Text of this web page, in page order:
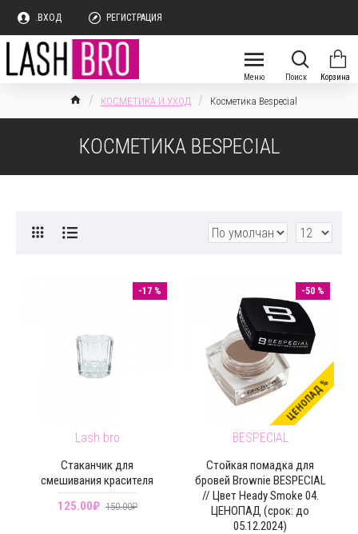
.ВХОД РЕГИСТРАЦИЯ
КОСМЕТИКА И УХОД Косметика Bespecial
КОСМЕТИКА BESPECIAL
-17 %
Lash bro
Стаканчик для
смешивания красителя
125.00₽ 150.00₽
ЦЕНОПАД %
-50 %
BESPECIAL
Стойкая помадка для
бровей Brownie BESPECIAL
// Цвет Heady Smoke 04.
ЦЕНОПАД (срок: до
05.12.2024)